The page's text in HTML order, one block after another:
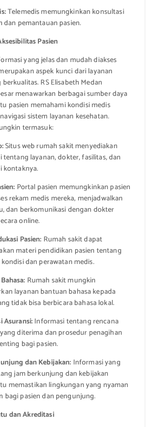
Telemedis memungkinkan konsultasi
dan pemantauan pasien.
Pasien
yang jelas dan mudah diakses
aspek kunci dari layanan
RS Elisabeth Medan
menawarkan berbagai sumber daya
pasien memahami kondisi medis
sistem layanan kesehatan.
termasuk:
Situs web rumah sakit menyediakan
tentang layanan, dokter, fasilitas, dan
kontaknya.
Portal pasien memungkinkan pasien
rekam medis mereka, menjadwalkan
dan berkomunikasi dengan dokter
online.
Pasien: Rumah sakit dapat
materi pendidikan pasien tentang
dan perawatan medis.
Rumah sakit mungkin
layanan bantuan bahasa kepada
tidak bisa berbicara bahasa lokal.
Asuransi:Informasi tentang rencana
diterima dan prosedur penagihan
bagi pasien.
dan Kebijakan: Informasi yang
jam berkunjung dan kebijakan
memastikan lingkungan yang nyaman
bagi pasien dan pengunjung.
dan Akreditasi